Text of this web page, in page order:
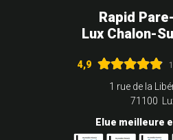
Rapid
Lux Chalon-
4,9
1 rue de la
71100
Elue meilleure